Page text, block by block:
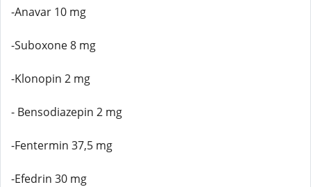
-Anavar 10 mg
-Suboxone 8 mg
-Klonopin 2 mg
- Bensodiazepin 2 mg
-Fentermin 37,5 mg
-Efedrin 30 mg